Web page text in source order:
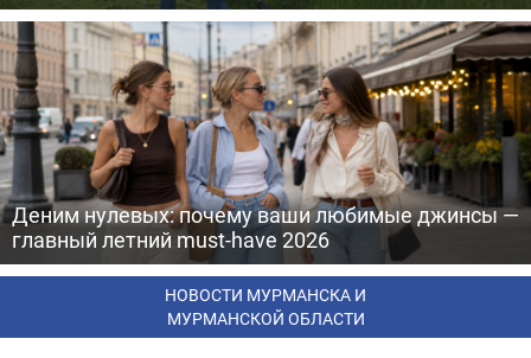
Деним нулевых: почему ваши любимые джинсы —
главный летний must-have 2026
НОВОСТИ МУРМАНСКА И
МУРМАНСКОЙ ОБЛАСТИ